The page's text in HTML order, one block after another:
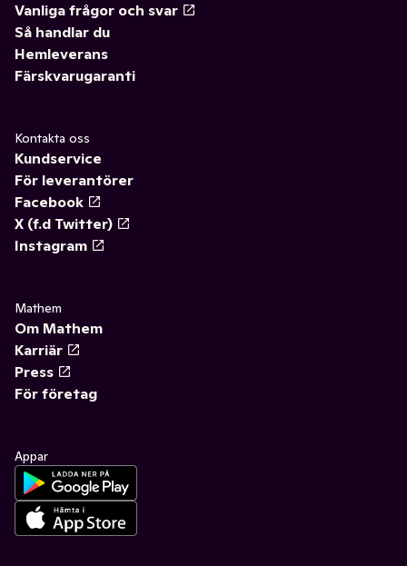
Vanliga frågor och svar
Så handlar du
Hemleverans
Färskvarugaranti
Kontakta oss
Kundservice
För leverantörer
Facebook
X (f.d Twitter)
Instagram
Mathem
Om Mathem
Karriär
Press
För företag
Appar